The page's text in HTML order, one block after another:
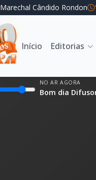
Marechal Cândido Rondon
Início Editorias
NO AR AGORA
Bom dia